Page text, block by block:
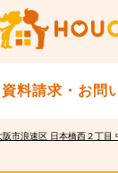
資料請求・お問
阪市浪速区 日本橋西２丁目